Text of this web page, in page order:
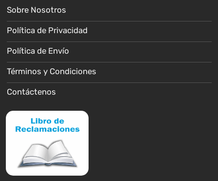
Sobre Nosotros
Política de Privacidad
Política de Envío
Términos y Condiciones
Contáctenos